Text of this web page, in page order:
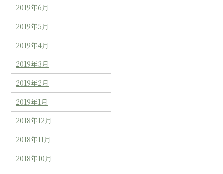
2019年6月
2019年5月
2019年4月
2019年3月
2019年2月
2019年1月
2018年12月
2018年11月
2018年10月